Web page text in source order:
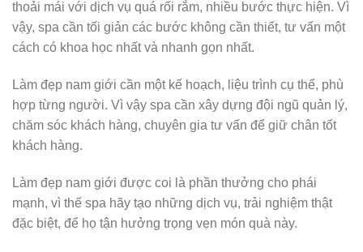
thoải mái với dịch vụ quá rối rắm, nhiều bước thực hiện. Vì
vậy, spa cần tối giản các bước không cần thiết, tư vấn một
cách có khoa học nhất và nhanh gọn nhất.
Làm đẹp nam giới cần một kế hoạch, liệu trình cụ thể, phù
hợp từng người. Vì vậy spa cần xây dựng đội ngũ quản lý,
chăm sóc khách hàng, chuyên gia tư vấn để giữ chân tốt
khách hàng.
Làm đẹp nam giới được coi là phần thưởng cho phái
mạnh, vì thế spa hãy tạo những dịch vụ, trải nghiệm thật
đặc biệt, để họ tận hưởng trọng vẹn món quà này.